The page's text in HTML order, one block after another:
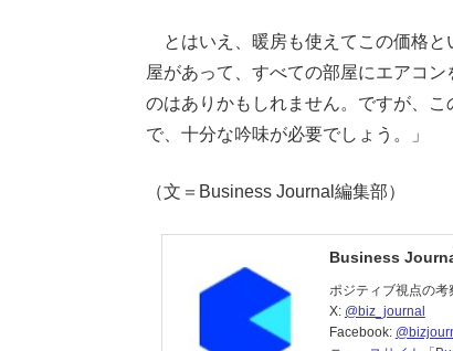
とはいえ、暖房も使えてこの価格と
屋があって、すべての部屋にエアコ
のはありかもしれません。ですが、
で、十分な吟味が必要でしょう。」
（文＝Business Journal編集部）
Business
ポジティブ視点の考
X: @biz_journal
Facebook: